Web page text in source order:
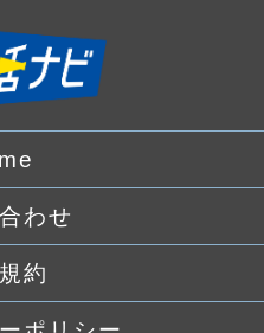
わせ
約